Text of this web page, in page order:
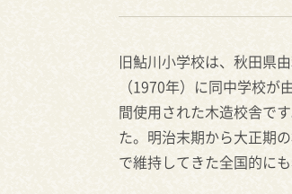
旧鮎川小学校は、秋田県
（1970年）に同中学校
間使用された木造校舎で
た。明治末期から大正期
で維持してきた全国的に